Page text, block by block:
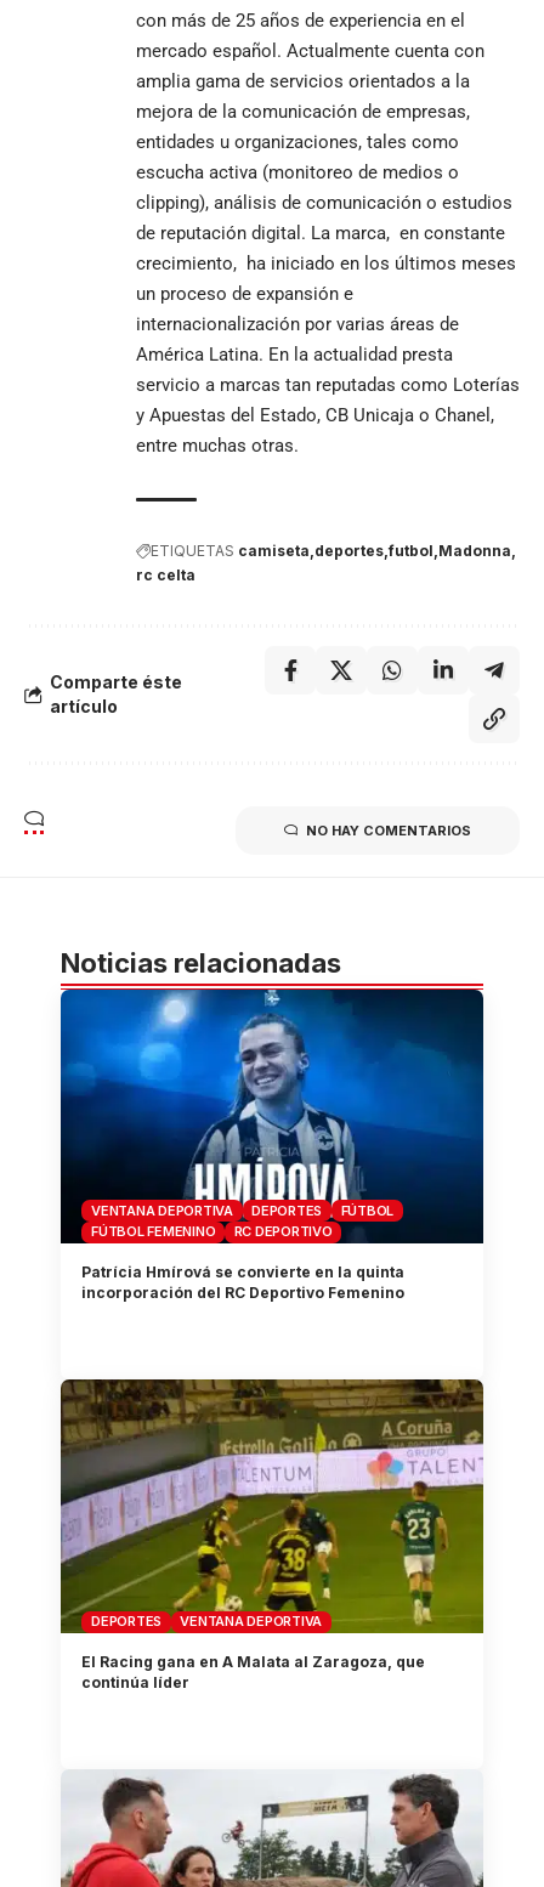
con más de 25 años de experiencia en el
mercado español. Actualmente cuenta con
amplia gama de servicios orientados a la
mejora de la comunicación de empresas,
entidades u organizaciones, tales como
escucha activa (monitoreo de medios o
clipping), análisis de comunicación o estudios
de reputación digital. La marca, en constante
crecimiento, ha iniciado en los últimos meses
un proceso de expansión e
internacionalización por varias áreas de
América Latina. En la actualidad presta
servicio a marcas tan reputadas como Loterías
y Apuestas del Estado, CB Unicaja o Chanel,
entre muchas otras.
ETIQUETAS camiseta deportes futbol Madonna
rc celta
Comparte éste
artículo
NO HAY COMENTARIOS
Noticias relacionadas
VENTANA DEPORTIVA DEPORTES
FÚTBOL
FÚTBOL FEMENINO
RC DEPORTIVO
Patrícia Hmírová se convierte en la quinta
incorporación del RC Deportivo Femenino
DEPORTES VENTANA DEPORTIVA
El Racing gana en A Malata al Zaragoza, que
continúa líder